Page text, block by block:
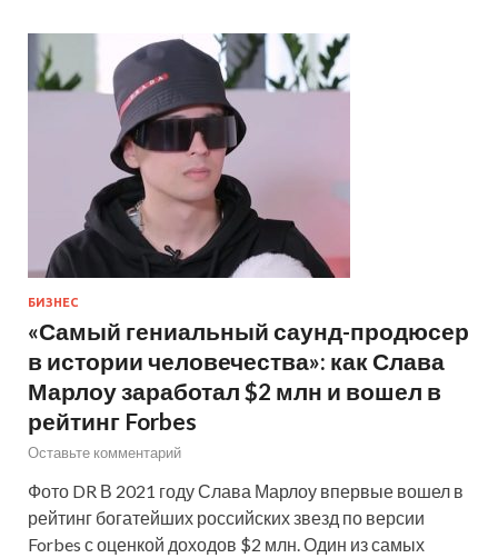
БИЗНЕС
«Самый гениальный саунд-продюсер
в истории человечества»: как Слава
Марлоу заработал $2 млн и вошел в
рейтинг Forbes
Оставьте комментарий
Фото DR В 2021 году Слава Марлоу впервые вошел в
рейтинг богатейших российских звезд по версии
Forbes с оценкой доходов $2 млн. Один из самых